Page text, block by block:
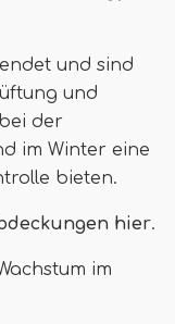
und sind
und
der
im Winter eine
bieten.
hier.
im